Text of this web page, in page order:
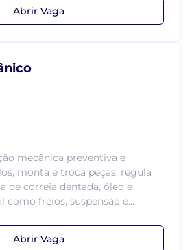
Abrir Vaga
mecânica preventiva e
monta e troca peças, regula
de correia dentada, óleo e
como freios, suspensão e...
Abrir Vaga